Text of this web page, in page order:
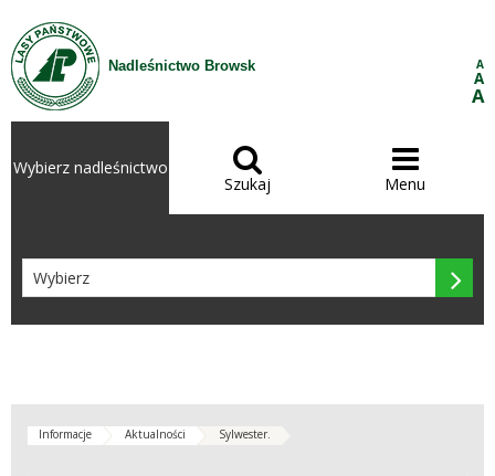
Przejdź do treści
Nadleśnictwo Browsk A
A
A
Wybierz nadleśnictwo 
Szukaj

Menu

Informacje Aktualności Sylwester.